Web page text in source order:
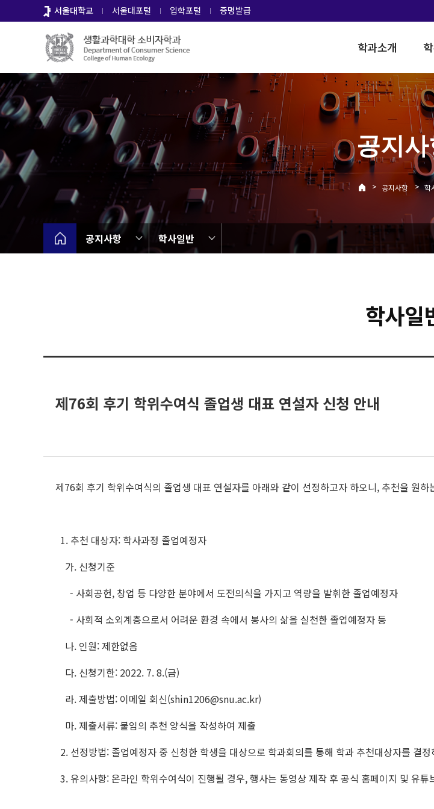
로
뉴
서울대학교 서울대포털 입학포털 증명발급
학과소개
공지
> 공지사항 > 학
공지사항 학사일반
학사일
제76회 후기 학위수여식 졸업생 대표 연설자 신청 안내
제76회 후기 학위수여식의 졸업생 대표 연설자를 아래와 같이 선정하고자 하오니, 추천을 원
1. 추천 대상자: 학사과정 졸업예정자
가. 신청기준
- 사회공헌, 창업 등 다양한 분야에서 도전의식을 가지고 역량을 발휘한 졸업예정자
- 사회적 소외계층으로서 어려운 환경 속에서 봉사의 삶을 실천한 졸업예정자 등
나. 인원: 제한없음
다. 신청기한: 2022. 7. 8.(금)
라. 제출방법: 이메일 회신(shin1206@snu.ac.kr)
마. 제출서류: 붙임의 추천 양식을 작성하여 제출
2. 선정방법: 졸업예정자 중 신청한 학생을 대상으로 학과회의를 통해 학과 추천대상자를 결
3. 유의사항: 온라인 학위수여식이 진행될 경우, 행사는 동영상 제작 후 공식 홈페이지 및 유